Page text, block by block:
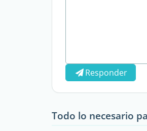
Responder
Todo lo necesario